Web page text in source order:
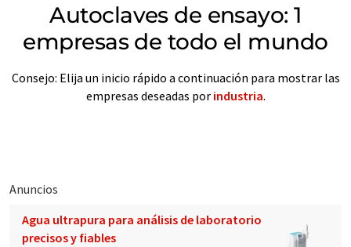
Autoclaves de ensayo: 1
empresas de todo el mundo
Consejo: Elija un inicio rápido a continuación para mostrar las
empresas deseadas por industria.
Anuncios
Agua ultrapura para análisis de laboratorio
precisos y fiables